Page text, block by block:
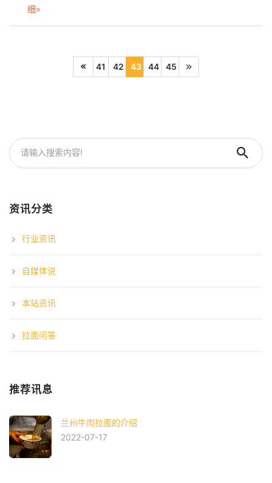
细»
41 42 43 44 45
资讯分类
行业资讯
自媒体说
本站资讯
拉面问答
推荐讯息
兰州牛肉拉面的介绍
2022-07-17